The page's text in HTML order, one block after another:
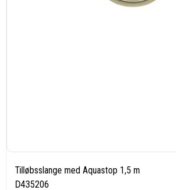
Tilløbsslange med Aquastop 1,5 m
D435206